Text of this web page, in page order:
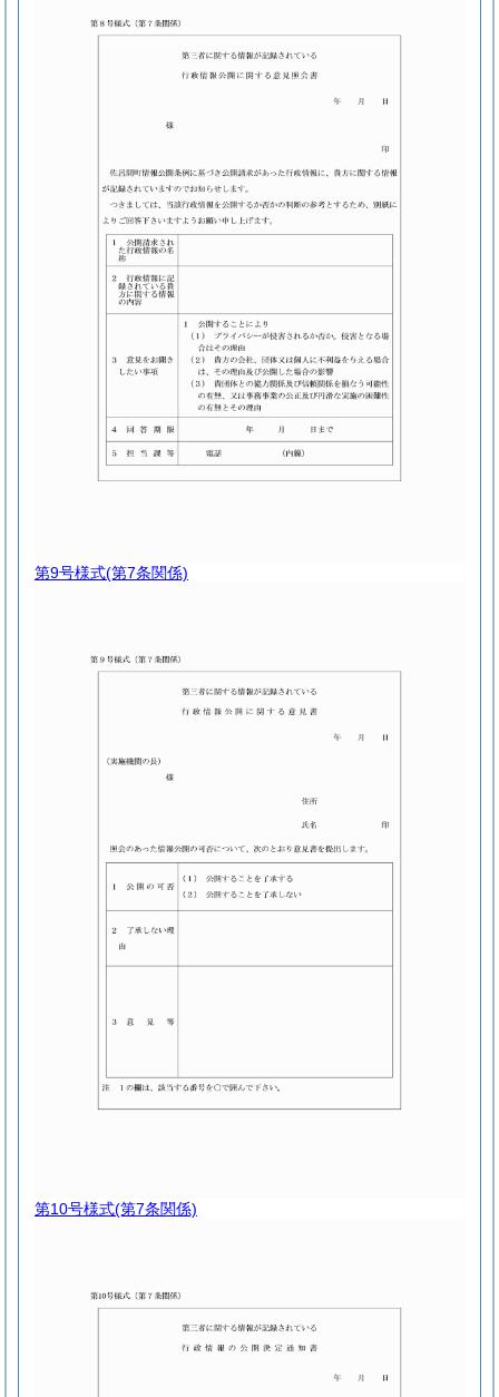
第9号様式(第7条関係)
第10号様式(第7条関係)